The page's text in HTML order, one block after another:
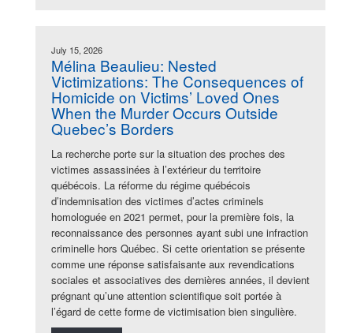
July 15, 2026
Mélina Beaulieu: Nested
Victimizations: The Consequences of
Homicide on Victims’ Loved Ones
When the Murder Occurs Outside
Quebec’s Borders
La recherche porte sur la situation des proches des
victimes assassinées à l’extérieur du territoire
québécois. La réforme du régime québécois
d’indemnisation des victimes d’actes criminels
homologuée en 2021 permet, pour la première fois, la
reconnaissance des personnes ayant subi une infraction
criminelle hors Québec. Si cette orientation se présente
comme une réponse satisfaisante aux revendications
sociales et associatives des dernières années, il devient
prégnant qu’une attention scientifique soit portée à
l’égard de cette forme de victimisation bien singulière.